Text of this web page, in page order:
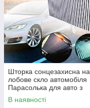
Шторка сонцезахисна на
лобове скло автомобіля
Парасолька для авто з
роликовим механізмом
Vehicle Shade (120*45)
В наявності